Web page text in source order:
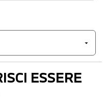
ESSERE